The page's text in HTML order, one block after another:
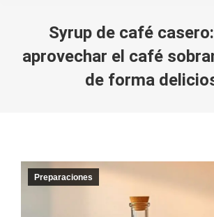
Syrup de café
aprovechar el café
de forma
Preparaciones